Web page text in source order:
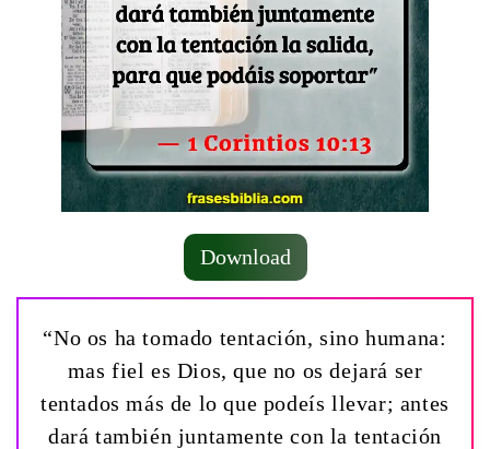
Download
“No os ha tomado tentación, sino humana:
mas fiel es Dios, que no os dejará ser
tentados más de lo que podeís llevar; antes
dará también juntamente con la tentación